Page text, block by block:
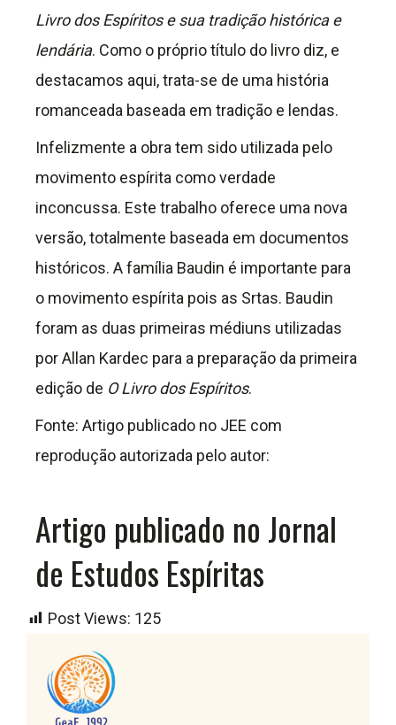
Livro dos Espíritos e sua tradição histórica e
lendária. Como o próprio título do livro diz, e
destacamos aqui, trata-se de uma história
romanceada baseada em tradição e lendas.
Infelizmente a obra tem sido utilizada pelo
movimento espírita como verdade
inconcussa. Este trabalho oferece uma nova
versão, totalmente baseada em documentos
históricos. A família Baudin é importante para
o movimento espírita pois as Srtas. Baudin
foram as duas primeiras médiuns utilizadas
por Allan Kardec para a preparação da primeira
edição de O Livro dos Espíritos.
Fonte: Artigo publicado no JEE com
reprodução autorizada pelo autor:
Artigo publicado no Jornal
de Estudos Espíritas
Post Views: 125